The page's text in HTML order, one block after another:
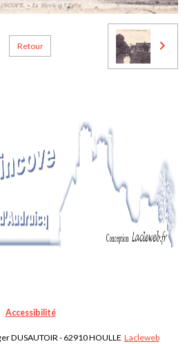
Retour
Accessibilité
DUSAUTOIR - 62910 HOULLE Lacleweb